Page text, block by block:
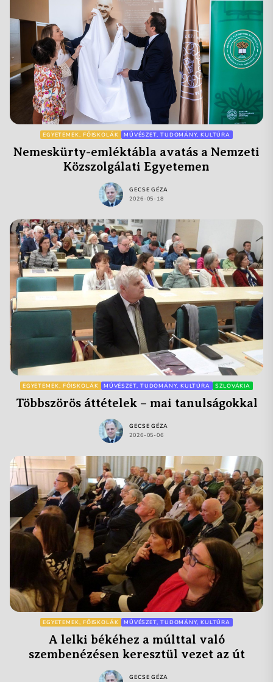
EGYETEMEK, FŐISKOLÁK MŰVÉSZET, TUDOMÁNY, KULTÚRA
Nemeskürty-emléktábla avatás a Nemzeti
Közszolgálati Egyetemen
GECSE GÉZA
2026-05-18
EGYETEMEK, FŐISKOLÁK MŰVÉSZET, TUDOMÁNY, KULTÚRA SZLOVÁKIA
Többszörös áttételek – mai tanulságokkal
GECSE GÉZA
2026-05-06
EGYETEMEK, FŐISKOLÁK MŰVÉSZET, TUDOMÁNY, KULTÚRA
A lelki békéhez a múlttal való
szembenézésen keresztül vezet az út
GECSE GÉZA